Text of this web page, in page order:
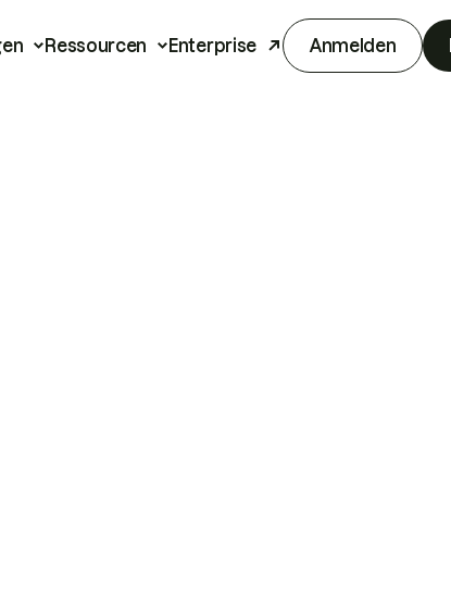
Ressourcen Enterprise Anmelden